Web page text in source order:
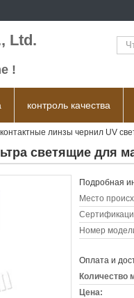
Ltd.
!
контроль качества
линзы чернил UV
светящие для
Подробная
Место
Номер
Оплата и
Количество
Цена: